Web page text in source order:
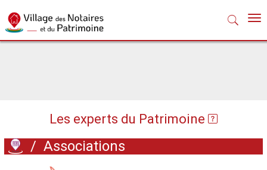
Les experts du Patrimoine
/ Associations